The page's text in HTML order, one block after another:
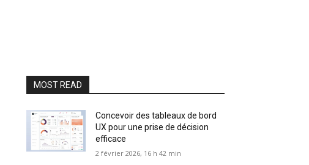
MOST READ
Concevoir des tableaux de bord
UX pour une prise de décision
efficace
2 février 2026, 16 h 42 min